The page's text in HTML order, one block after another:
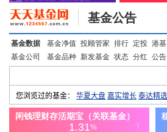
基金公告
基金数据 基金净值 投顾管家 排行 定投 港基
基金公司
基金品种 新发基金 状态 分红 公告